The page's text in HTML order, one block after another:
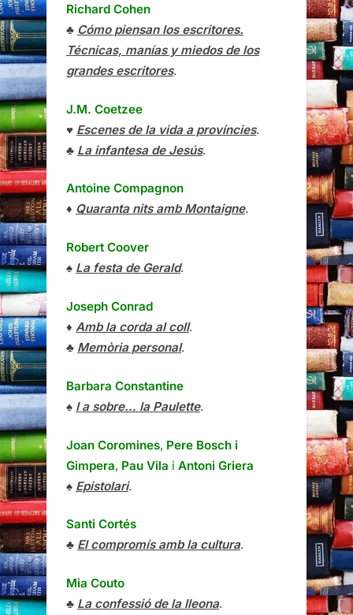
Richard Cohen
♣ Cómo piensan los escritores.
Técnicas, manías y miedos de los
grandes escritores.
J.M. Coetzee
♥ Escenes de la vida a províncies.
♣ La infantesa de Jesús.
Antoine Compagnon
♦ Quaranta nits amb Montaigne.
Robert Coover
♠ La festa de Gerald.
Joseph Conrad
♦ Amb la corda al coll.
♣ Memòria personal.
Barbara Constantine
♠ I a sobre… la Paulette.
Joan Coromines, Pere Bosch i
Gimpera, Pau Vila i Antoni Griera
♠ Epistolari.
Santi Cortés
♣ El compromís amb la cultura.
Mia Couto
♣ La confessió de la lleona.